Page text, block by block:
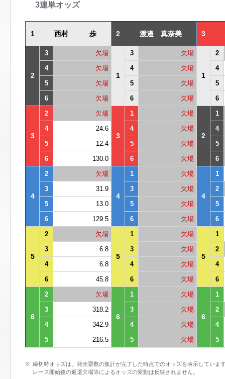
3連単オッズ
1 西村 歩 2 渡邉 真奈美 3
2
3 欠場
1
3 欠場
1
2
4
欠場 4 欠場
4
5
欠場 5 欠場
5
6
欠場 6 欠場 6
3
2 欠場
3
1 欠場
2
1
4
24.6 4 欠場
4
5
12.4 5 欠場
5
6
130.0 6 欠場 6
4
2 欠場
4
1 欠場
4
1
3
31.9 3 欠場
2
5
13.0 5 欠場
5
6
129.5 6 欠場 6
5
2 欠場
5
1 欠場
5
1
3
6.8 3 欠場
2
4
6.8 4 欠場
4
6
45.8 6 欠場 6
6
2 欠場
6
1 欠場
6
1
3
318.2 3 欠場
2
4
342.9 4 欠場
4
5
216.5 5 欠場 5
締切時オッズは、発売票数の集計が完了した時点でのオッズを表示していま
レース開始後の返還欠場等によるオッズの変動は反映されません。